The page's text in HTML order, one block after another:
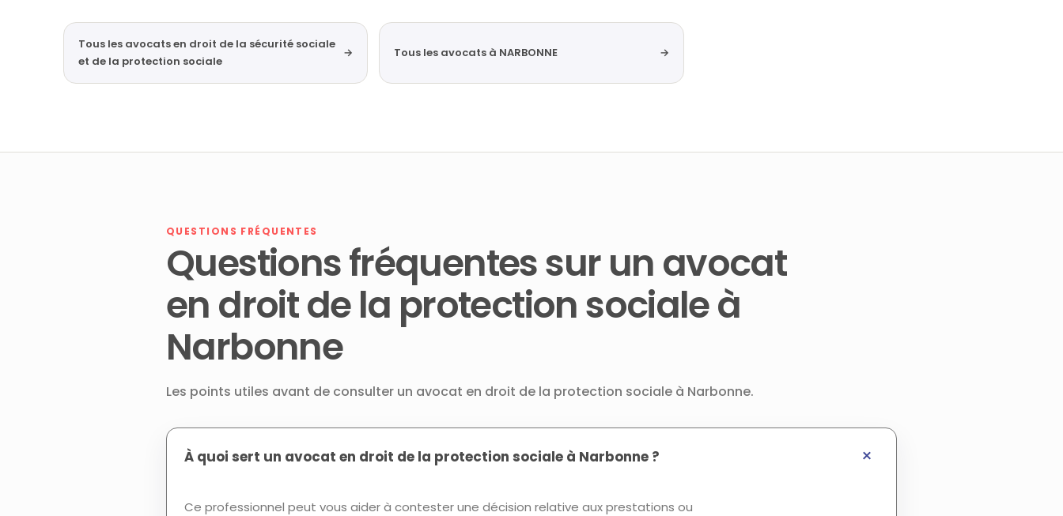
Tous les avocats en droit de la sécurité sociale
et de la protection sociale
→ Tous les avocats à NARBONNE →
QUESTIONS FRÉQUENTES
Questions fréquentes sur un avocat
en droit de la protection sociale à
Narbonne
Les points utiles avant de consulter un avocat en droit de la protection sociale à Narbonne.
À quoi sert un avocat en droit de la protection sociale à Narbonne ?
Ce professionnel peut vous aider à contester une décision relative aux prestations ou